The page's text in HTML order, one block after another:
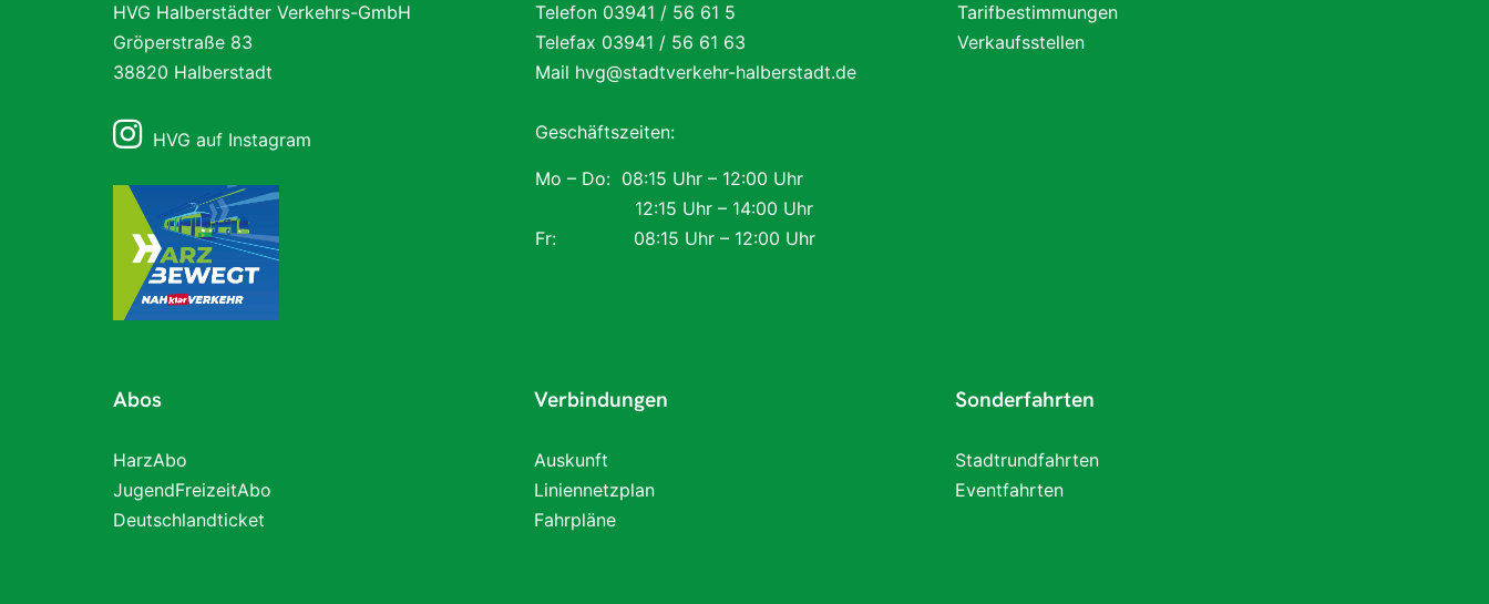
HVG Halberstädter Verkehrs-GmbH
Gröperstraße 83
38820 Halberstadt
HVG auf Instagram
Telefon 03941 / 56 61 5
Telefax 03941 / 56 61 63
Mail hvg@stadtverkehr-halberstadt.de
Geschäftszeiten:
Mo – Do: 08:15 Uhr – 12:00 Uhr
12:15 Uhr – 14:00 Uhr
Fr: 08:15 Uhr – 12:00 Uhr
Tarifbestimmungen
Verkaufsstellen
Abos
HarzAbo
JugendFreizeitAbo
Deutschlandticket
Verbindungen
Auskunft
Liniennetzplan
Fahrpläne
Sonderfahrten
Stadtrundfahrten
Eventfahrten